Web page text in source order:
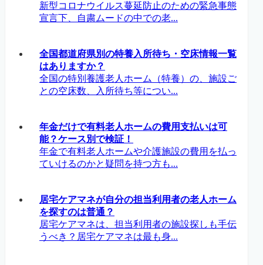
新型コロナウイルス蔓延防止のための緊急事態
宣言下、自粛ムードの中での老...
全国都道府県別の特養入所待ち・空床情報一覧
はありますか？
全国の特別養護老人ホーム（特養）の、施設ご
との空床数、入所待ち等につい...
年金だけで有料老人ホームの費用支払いは可
能？ケース別で検証！
年金で有料老人ホームや介護施設の費用を払っ
ていけるのかと疑問を持つ方も...
居宅ケアマネが自分の担当利用者の老人ホーム
を探すのは普通？
居宅ケアマネは、担当利用者の施設探しも手伝
うべき？居宅ケアマネは最も身...